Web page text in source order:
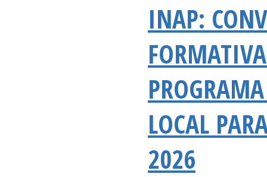
INAP:
LOCAL
2026